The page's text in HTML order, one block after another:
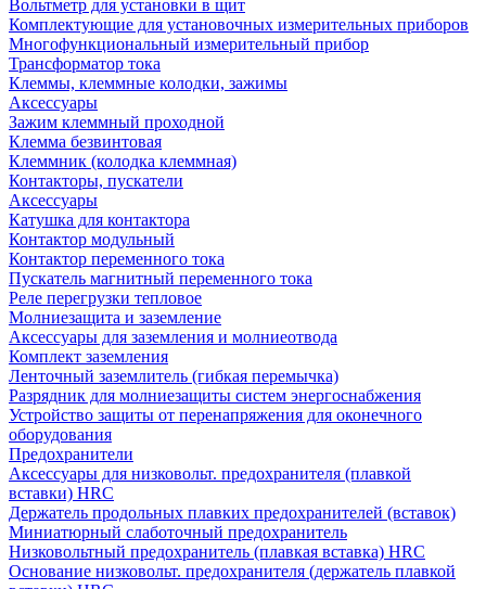
Вольтметр для установки в щит
Комплектующие для установочных измерительных приборов
Многофункциональный измерительный прибор
Трансформатор тока
Клеммы, клеммные колодки, зажимы
Аксессуары
Зажим клеммный проходной
Клемма безвинтовая
Клеммник (колодка клеммная)
Контакторы, пускатели
Аксессуары
Катушка для контактора
Контактор модульный
Контактор переменного тока
Пускатель магнитный переменного тока
Реле перегрузки тепловое
Молниезащита и заземление
Аксессуары для заземления и молниеотвода
Комплект заземления
Ленточный заземлитель (гибкая перемычка)
Разрядник для молниезащиты систем энергоснабжения
Устройство защиты от перенапряжения для оконечного
оборудования
Предохранители
Аксессуары для низковольт. предохранителя (плавкой
вставки) HRC
Держатель продольных плавких предохранителей (вставок)
Миниатюрный слаботочный предохранитель
Низковольтный предохранитель (плавкая вставка) HRC
Основание низковольт. предохранителя (держатель плавкой